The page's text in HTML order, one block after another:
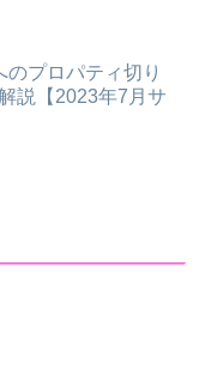
プロパティ切り
説【2023年7月サ